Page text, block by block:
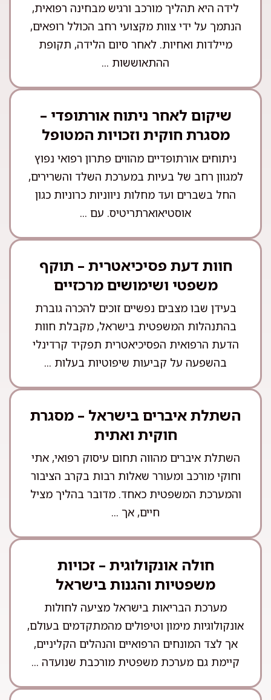
לידה היא תהליך מורכב ורגיש מבחינה רפואית,
הנתמך על ידי צוות מקצועי רחב הכולל רופאים,
מיילדות ואחיות. לאחר סיום הלידה, תקופת
ההתאוששות ...
שיקום לאחר ניתוח אורתופדי –
מסגרת חוקית וזכויות המטופל
ניתוחים אורתופדיים מהווים פתרון רפואי נפוץ
למגוון רחב של בעיות במערכת השלד והשרירים,
החל בשברים ועד מחלות ניווניות כרוניות כגון
אוסטיאוארתריטיס. עם ...
חוות דעת פסיכיאטרית – תוקף
משפטי ושימושים מרכזיים
בעידן שבו מצבים נפשיים זוכים להכרה גוברת
בהתנהלות המשפטית בישראל, מקבלת חוות
הדעת הרפואית הפסיכיאטרית תפקיד קרדינלי
בהשפעה על קביעות שיפוטיות בעלות ...
השתלת איברים בישראל – מסגרת
חוקית ואתית
השתלת איברים מהווה תחום עיסוק רפואי, אתי
וחוקי מורכב ומעורר שאלות רבות בקרב הציבור
והמערכת המשפטית כאחד. מדובר בהליך מציל
חיים, אך ...
חולה אונקולוגית – זכויות
משפטיות והגנות בישראל
מערכת הבריאות בישראל מציעה לחולות
אונקולוגיות מימון וטיפולים מהמתקדמים בעולם,
אך לצד המונחים הרפואיים והנהלים הקליניים,
קיימת גם מערכת משפטית מורכבת שנועדה ...